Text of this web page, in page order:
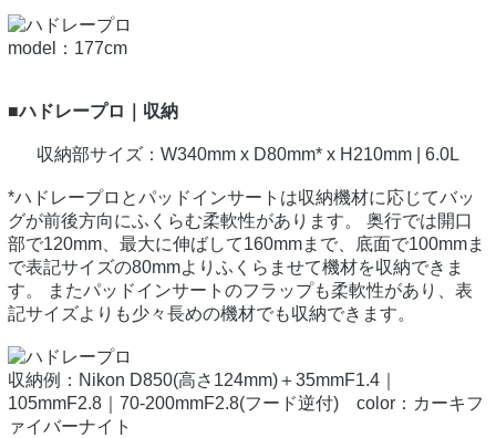
model：177cm
■ハドレープロ｜収納
収納部サイズ：W340mm x D80mm* x H210mm | 6.0L
*ハドレープロとパッドインサートは収納機材に応じてバッ
グが前後方向にふくらむ柔軟性があります。 奥行では開口
部で120mm、最大に伸ばして160mmまで、底面で100mmま
で表記サイズの80mmよりふくらませて機材を収納できま
す。 またパッドインサートのフラップも柔軟性があり、表
記サイズよりも少々長めの機材でも収納できます。
収納例：Nikon D850(高さ124mm)＋35mmF1.4｜
105mmF2.8｜70-200mmF2.8(フード逆付) color：カーキフ
ァイバーナイト